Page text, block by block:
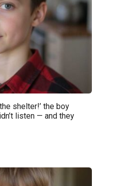
shelter!’ the boy
listen — and they